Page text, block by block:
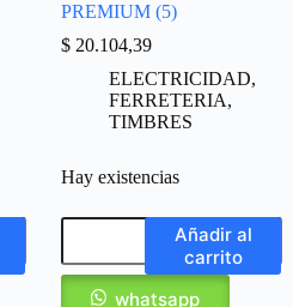
PREMIUM (5)
$ 20.104,39
ELECTRICIDAD,
FERRETERIA,
TIMBRES
Hay existencias
Añadir al
carrito
whatsapp